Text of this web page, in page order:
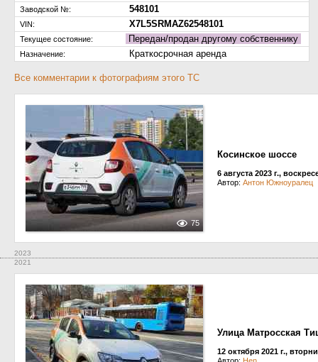
Заводской №: 548101
VIN: X7L5SRMAZ62548101
Текущее состояние: Передан/продан другому собственнику
Назначение: Краткосрочная аренда
Все комментарии к фотографиям этого ТС
75
Косинское шоссе
6 августа 2023 г.,
Автор: Антон Южноуралец
2023
2021
Улица Матросская
12 октября 2021 г.,